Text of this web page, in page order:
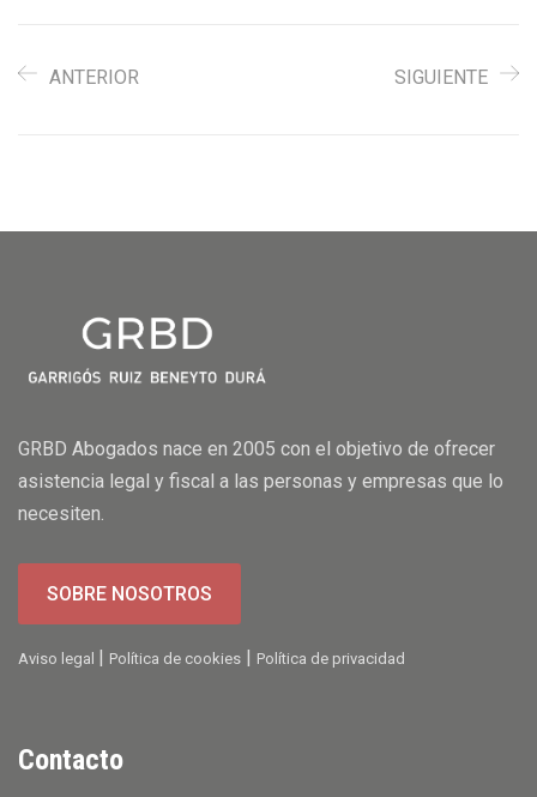
ANTERIOR SIGUIENTE
GRBD Abogados nace en 2005 con el objetivo de ofrecer
asistencia legal y fiscal a las personas y empresas que lo
necesiten.
SOBRE NOSOTROS
Aviso legal Política de cookies Política de privacidad
Contacto